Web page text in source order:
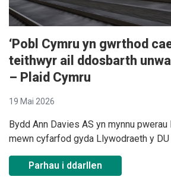
‘Pobl Cymru yn gwrthod
teithwyr ail ddosbarth
– Plaid Cymru
19 Mai 2026
Bydd Ann Davies AS yn mynnu
mewn cyfarfod gyda Llywodraeth y DU
Parhau i ddarllen